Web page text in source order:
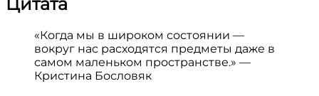
Цитата
«Когда мы в широком состоянии —
вокруг нас расходятся предметы даже в
самом маленьком пространстве.» —
Кристина Бословяк